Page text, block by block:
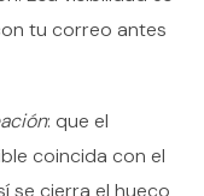
tu correo antes
: que el
coincida con el
se cierra el hueco